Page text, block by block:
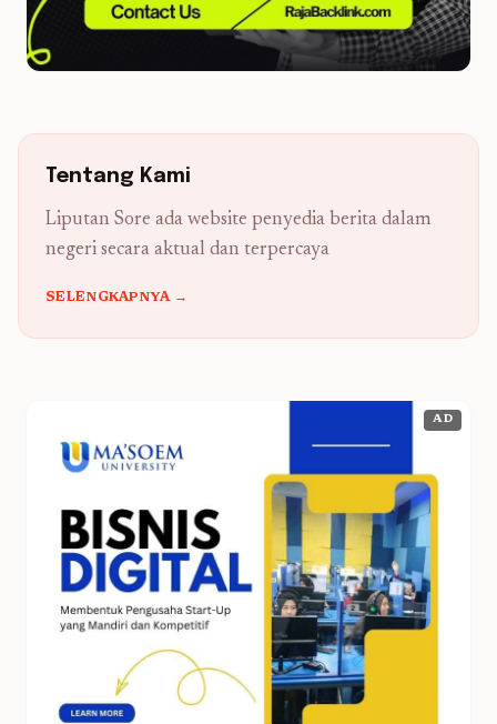
Tentang Kami
Liputan Sore ada website penyedia berita dalam
negeri secara aktual dan terpercaya
SELENGKAPNYA →
AD